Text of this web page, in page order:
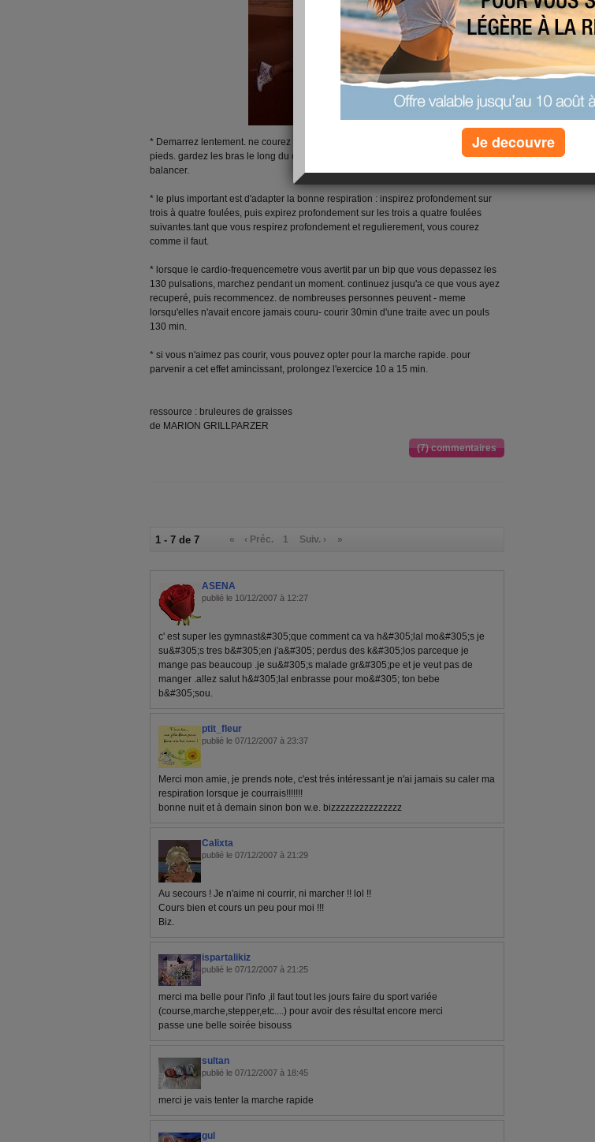
* Demarrez lentement. ne courez pas sur les talons , mais plutot sur la plante des
pieds. gardez les bras le long du corps, legerement pliés, et laissez-les legerement
balancer.
* le plus important est d'adapter la bonne respiration : inspirez profondement sur
trois à quatre foulées, puis expirez profondement sur les trois a quatre foulées
suivantes.tant que vous respirez profondement et regulierement, vous courez
comme il faut.
* lorsque le cardio-frequencemetre vous avertit par un bip que vous depassez les
130 pulsations, marchez pendant un moment. continuez jusqu'a ce que vous ayez
recuperé, puis recommencez. de nombreuses personnes peuvent - meme
lorsqu'elles n'avait encore jamais couru- courir 30min d'une traite avec un pouls
130 min.
* si vous n'aimez pas courir, vous pouvez opter pour la marche rapide. pour
parvenir a cet effet amincissant, prolongez l'exercice 10 a 15 min.
ressource : bruleures de graisses
de MARION GRILLPARZER
(7) commentaires
1 - 7 de 7 « ‹ Préc. 1 Suiv. › »
ASENA
publié le 10/12/2007 à 12:27
c' est super les gymnast&#305;que comment ca va h&#305;lal mo&#305;s je
su&#305;s tres b&#305;en j'a&#305; perdus des k&#305;los parceque je
mange pas beaucoup .je su&#305;s malade gr&#305;pe et je veut pas de
manger .allez salut h&#305;lal enbrasse pour mo&#305; ton bebe
b&#305;sou.
ptit_fleur
publié le 07/12/2007 à 23:37
Merci mon amie, je prends note, c'est trés intéressant je n'ai jamais su caler ma
respiration lorsque je courrais!!!!!!!
bonne nuit et à demain sinon bon w.e. bizzzzzzzzzzzzzzz
Calixta
publié le 07/12/2007 à 21:29
Au secours ! Je n'aime ni courrir, ni marcher !! lol !!
Cours bien et cours un peu pour moi !!!
Biz.
ispartalikiz
publié le 07/12/2007 à 21:25
merci ma belle pour l'info ,il faut tout les jours faire du sport variée
(course,marche,stepper,etc....) pour avoir des résultat encore merci
passe une belle soirée bisouss
sultan
publié le 07/12/2007 à 18:45
merci je vais tenter la marche rapide
gul
Je decouvre